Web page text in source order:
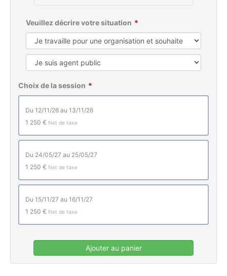
Veuillez décrire votre situation
Choix de la session
du 12/11/26 au 13/11/26
1 250 € Net de taxe
du 24/05/27 au 25/05/27
1 250 € Net de taxe
du 15/11/27 au 16/11/27
1 250 € Net de taxe
Ajouter au panier